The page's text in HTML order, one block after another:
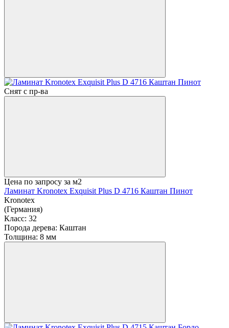
Снят с пр-ва
Цена по запросу за м2
Ламинат Kronotex Exquisit Plus D 4716 Каштан Пинот
Kronotex
(Германия)
Класс: 32
Порода дерева: Каштан
Толщина: 8 мм